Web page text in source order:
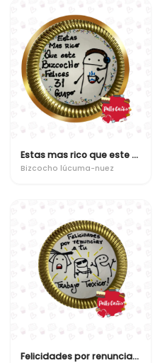
Estas mas rico que este bizcocho
Bizcocho lúcuma-nuez
Felicidades por renunciar a tu trabajo toxico!